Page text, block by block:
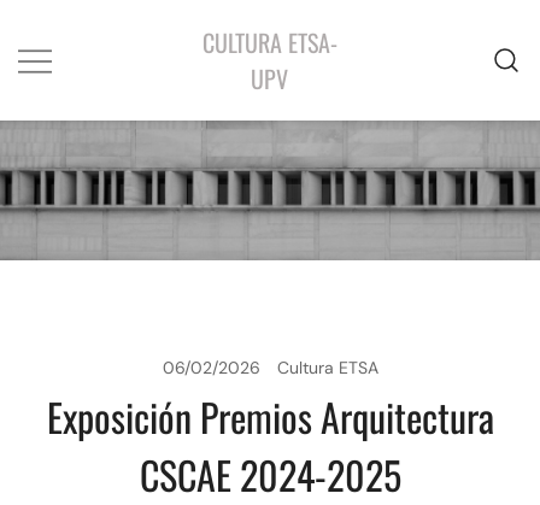
CULTURA ETSA-
UPV
06/02/2026 Cultura ETSA
Exposición Premios Arquitectura
CSCAE 2024-2025